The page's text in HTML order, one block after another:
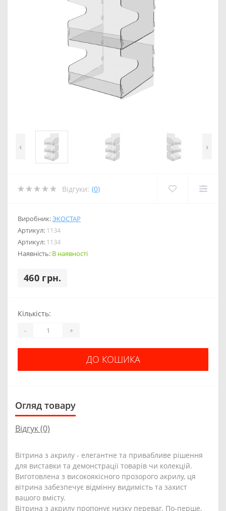
‹ ›
Відгуки: (0)
Виробник:ЭКОСТАР
Артикул: 1134
Артикул: 1134
Наявність: В наявності
460 грн.
Кількість:
- +
ДО КОШИКА
Огляд товару
Відгук (0)
Вітрина з акрилу - елегантне та привабливе рішення
для виставки та демонстрації товарів чи колекцій.
Виготовлена з високоякісного прозорого акрилу, ця
вітрина забезпечує відмінну видимість та захист
вашого вмісту.
Вітрина з акрилу пропонує низку переваг. По-перше,